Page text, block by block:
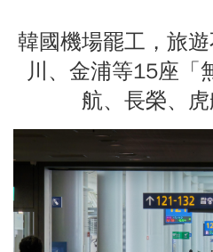
韓國機場罷工，旅
川、金浦等15座「
航、長榮、